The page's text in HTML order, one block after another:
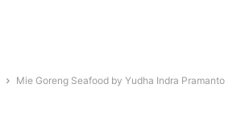
Mie Goreng Seafood by Yudha Indra Pramanto